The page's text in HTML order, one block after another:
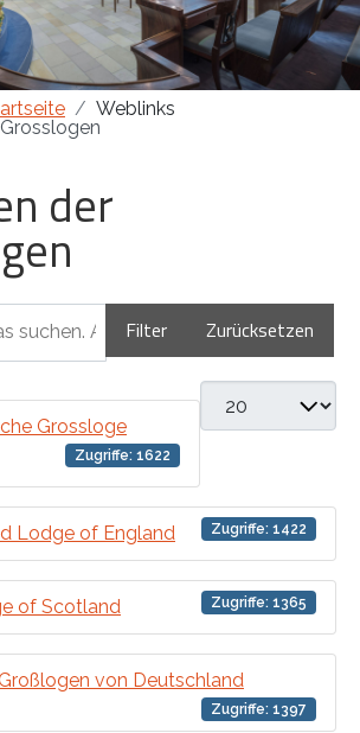
Weblinks
der
Filter Zurücksetzen
Anzeige #
Grossloge
Zugriffe: 1622
Lodge of England Zugriffe: 1422
of Scotland Zugriffe: 1365
von Deutschland
Zugriffe: 1397